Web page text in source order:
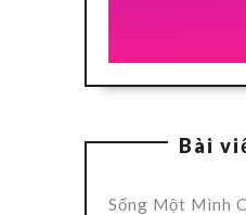
Bài
Sống Một Mình